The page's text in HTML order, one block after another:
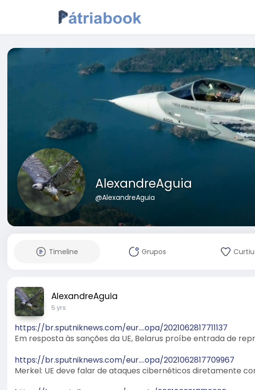
AlexandreAguia
@AlexandreAguia
Timeline Grupos Curtiu
AlexandreAguia
5 yrs
https://br.sputniknews.com/eur....opa/2021062817711137
Em resposta às sanções da UE, Belarus proíbe entrada de
https://br.sputniknews.com/eur....opa/2021062817709967
Merkel: UE deve falar de ataques cibernéticos diretamente